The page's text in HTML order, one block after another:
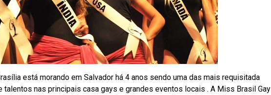
está morando em Salvador há 4 anos sendo uma das mais requisitada
talentos nas principais casa gays e grandes eventos locais . A Miss Brasil Gay